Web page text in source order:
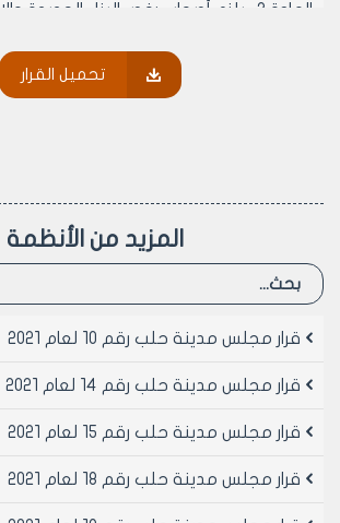
المادة 3- يلزم أصحاب رخص البناء الجديدة
المادة 4- ينشر هذا القرار في لوحة
حلب ويبلغ من يلزم لتنفيذه اصولا.
تحميل القرار
المزيد من الأنظمة
قرار مجلس مدينة حلب رقم 10 لعام 2021
قرار مجلس مدينة حلب رقم 14 لعام 2021
قرار مجلس مدينة حلب رقم 15 لعام 2021
قرار مجلس مدينة حلب رقم 18 لعام 2021